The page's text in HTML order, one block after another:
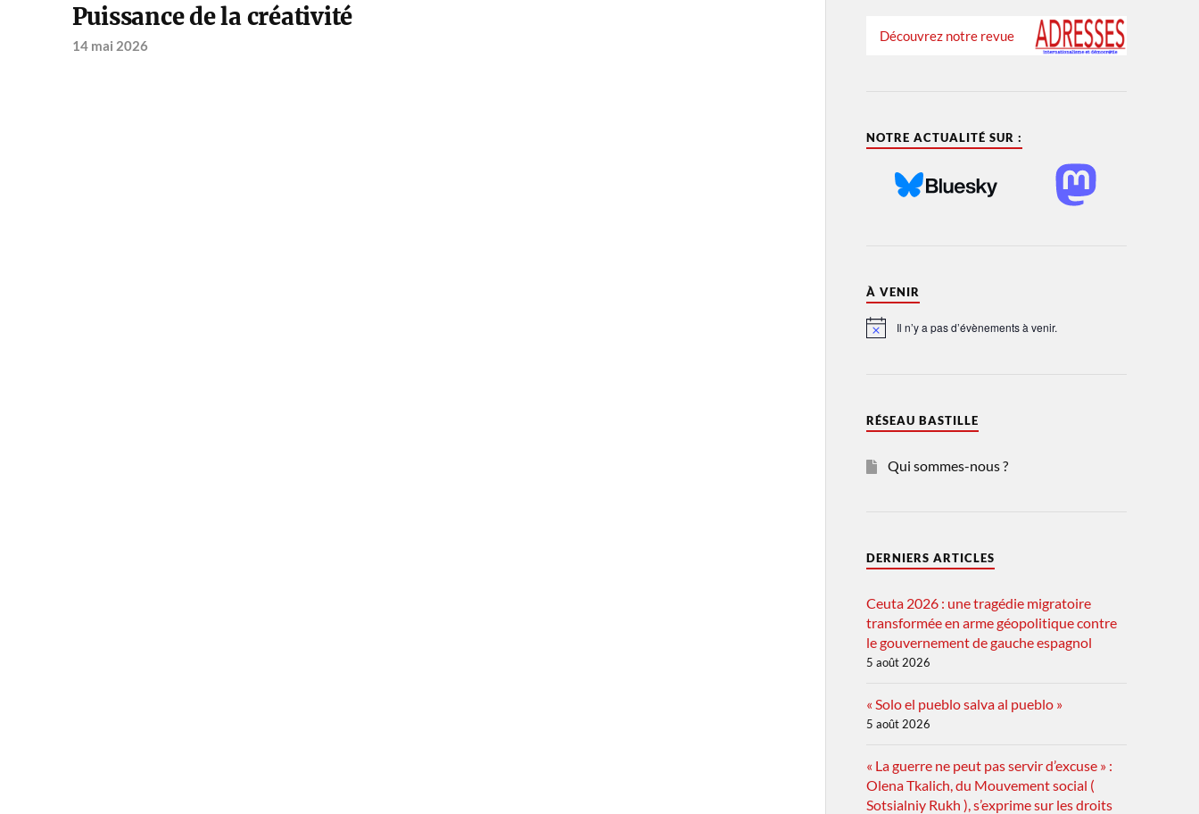
Puissance de la créativité
14 mai 2026
Découvrez notre revue
NOTRE ACTUALITÉ SUR :
À VENIR
Notice Il n’y a pas d’évènements à venir.
RÉSEAU BASTILLE
Qui sommes-nous ?
DERNIERS ARTICLES
Ceuta 2026 : une tragédie migratoire
transformée en arme géopolitique contre
le gouvernement de gauche espagnol
5 août 2026
« Solo el pueblo salva al pueblo »
5 août 2026
« La guerre ne peut pas servir d’excuse » :
Olena Tkalich, du Mouvement social (
Sotsialniy Rukh ), s’exprime sur les droits